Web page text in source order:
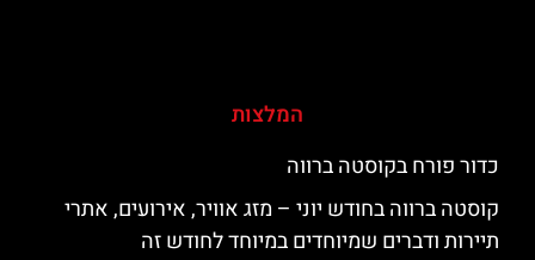
המלצות
כדור פורח בקוסטה ברווה
קוסטה ברווה בחודש יוני – מזג אוויר, אירועים, אתרי
תיירות ודברים שמיוחדים במיוחד לחודש זה